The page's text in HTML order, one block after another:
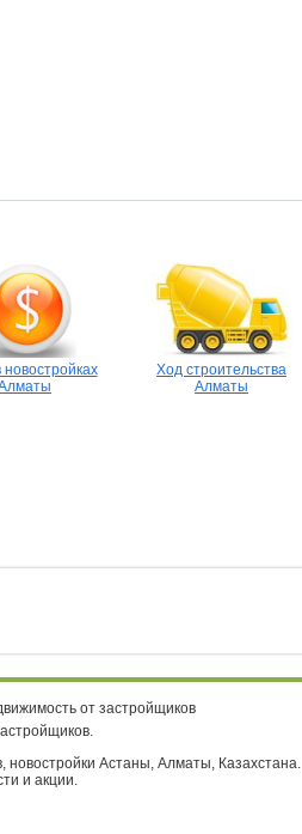
Ход строительства
Алматы
от застройщиков
новостройки Астаны, Алматы, Казахстана.
и акции.